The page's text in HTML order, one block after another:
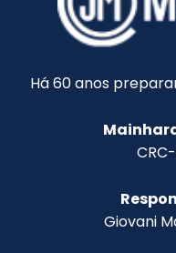
Há 60 anos
Giovani